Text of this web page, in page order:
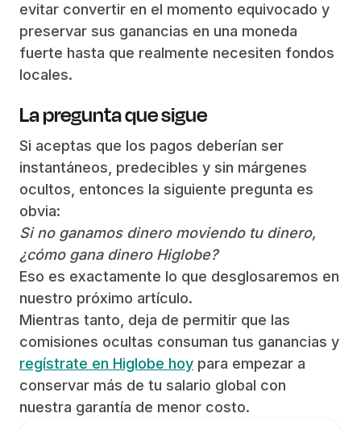
evitar convertir en el momento equivocado y
preservar sus ganancias en una moneda
fuerte hasta que realmente necesiten fondos
locales.
La pregunta que sigue
Si aceptas que los pagos deberían ser
instantáneos, predecibles y sin márgenes
ocultos, entonces la siguiente pregunta es
obvia:
Si no ganamos dinero moviendo tu dinero,
¿cómo gana dinero Higlobe?
Eso es exactamente lo que desglosaremos en
nuestro próximo artículo.
Mientras tanto, deja de permitir que las
comisiones ocultas consuman tus ganancias y
regístrate en Higlobe hoy para empezar a
conservar más de tu salario global con
nuestra garantía de menor costo.